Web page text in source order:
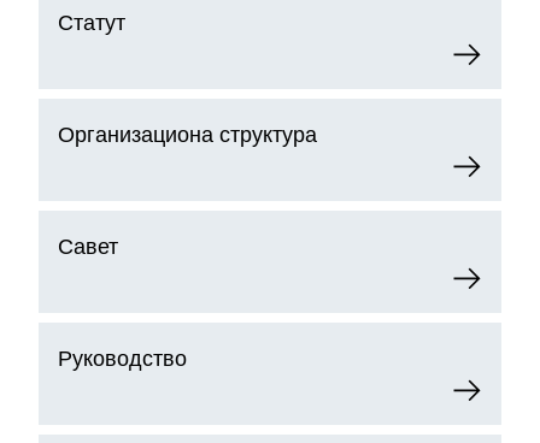
Статут
Организациона структура
Савет
Руководство